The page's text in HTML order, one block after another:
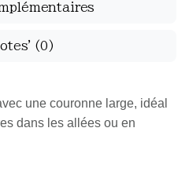
(0)
une couronne large, idéal
dans les allées ou en